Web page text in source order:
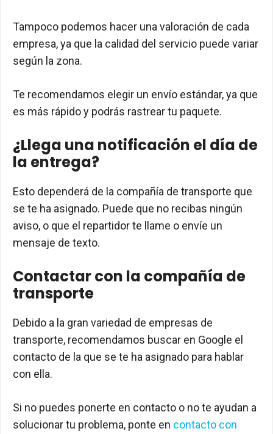
Tampoco podemos hacer una valoración de cada
empresa, ya que la calidad del servicio puede variar
según la zona.
Te recomendamos elegir un envío estándar, ya que
es más rápido y podrás rastrear tu paquete.
¿Llega una notificación el día de
la entrega?
Esto dependerá de la compañía de transporte que
se te ha asignado. Puede que no recibas ningún
aviso, o que el repartidor te llame o envíe un
mensaje de texto.
Contactar con la compañía de
transporte
Debido a la gran variedad de empresas de
transporte, recomendamos buscar en Google el
contacto de la que se te ha asignado para hablar
con ella.
Si no puedes ponerte en contacto o no te ayudan a
solucionar tu problema, ponte en contacto con